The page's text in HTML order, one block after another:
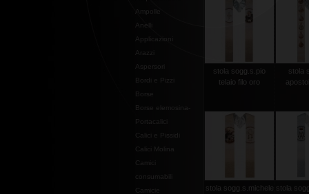
Ampolle
Anelli
Applicazioni
Arazzi
Aspersori
Bordi e Pizzi
Borse
Borse elemosina-
Portacalici
Calici e Pissidi
Calici Molina
stola sogg.s.pio
telaio filo oro
stola
stola sogg.s.michele
stola